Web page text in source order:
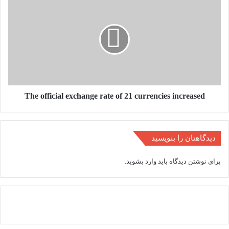
The official exchange rate of 21 currencies increased
دیدگاهتان را بنویسید
برای نوشتن دیدگاه باید وارد بشوید.